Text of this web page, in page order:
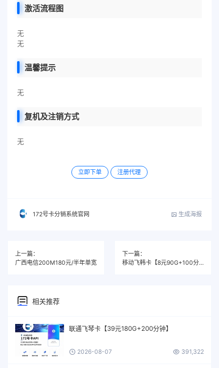
激活流程图
无
无
温馨提示
无
复机及注销方式
无
立即下单 注册代理
172号卡分销系统官网 生成海报
上一篇：
广西电信200M180元/半年单宽
下一篇：
移动飞韩卡【8元90G+100分钟】
相关推荐
联通飞琴卡【39元180G+200分钟】
2026-08-07 391,322